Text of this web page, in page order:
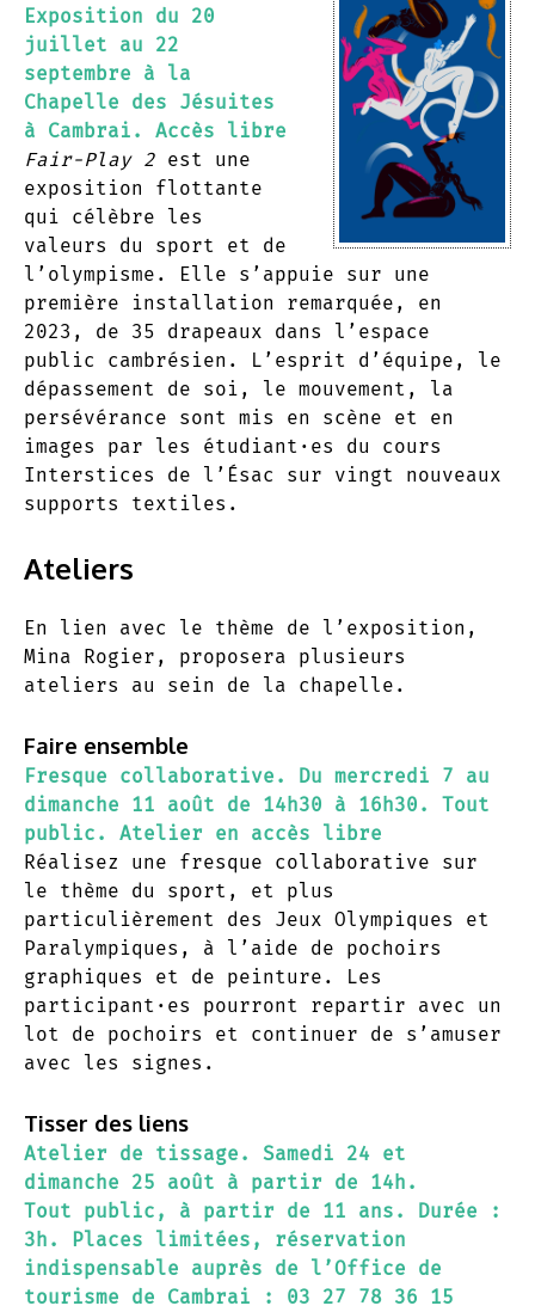
Exposition du 20
juillet au 22
septembre à la
Chapelle des Jésuites
à Cambrai. Accès libre
Fair-Play 2 est une
exposition flottante
qui célèbre les
valeurs du sport et de
l’olympisme. Elle s’appuie sur une
première installation remarquée, en
2023, de 35 drapeaux dans l’espace
public cambrésien. L’esprit d’équipe, le
dépassement de soi, le mouvement, la
persévérance sont mis en scène et en
images par les étudiant·es du cours
Interstices de l’Ésac sur vingt nouveaux
supports textiles.
Ateliers
En lien avec le thème de l’exposition,
Mina Rogier, proposera plusieurs
ateliers au sein de la chapelle.
Faire ensemble
Fresque collaborative. Du mercredi 7 au
dimanche 11 août de 14h30 à 16h30. Tout
public. Atelier en accès libre
Réalisez une fresque collaborative sur
le thème du sport, et plus
particulièrement des Jeux Olympiques et
Paralympiques, à l’aide de pochoirs
graphiques et de peinture. Les
participant·es pourront repartir avec un
lot de pochoirs et continuer de s’amuser
avec les signes.
Tisser des liens
Atelier de tissage. Samedi 24 et
dimanche 25 août à partir de 14h.
Tout public, à partir de 11 ans. Durée :
3h. Places limitées, réservation
indispensable auprès de l’Office de
tourisme de Cambrai : 03 27 78 36 15